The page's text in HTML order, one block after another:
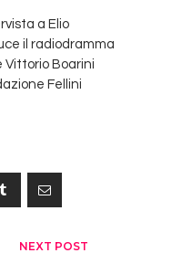
a Elio
il radiodramma
Vittorio Boarini
Fellini
NEXT POST